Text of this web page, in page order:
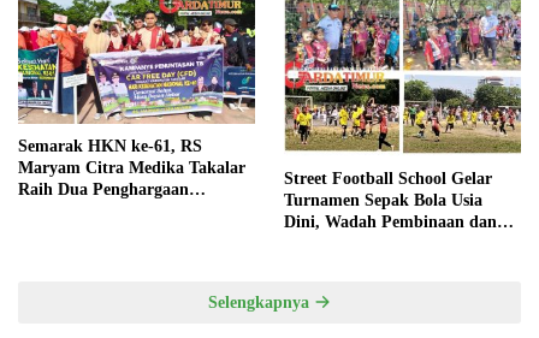
Mechanic Skill & Social Media Creator
Enduro Skill Contest Nasional Ta- 2025
Juni 19, 2025
Kehadiran Taxi Online Listrik Berpotensi
Menimbulkan Konflik Sosial.
Juni 18, 2025
Opini Salman Sitaba: Stop Diskriminasi
Jurnalis, Saatnya Polri dan Pers Satukan